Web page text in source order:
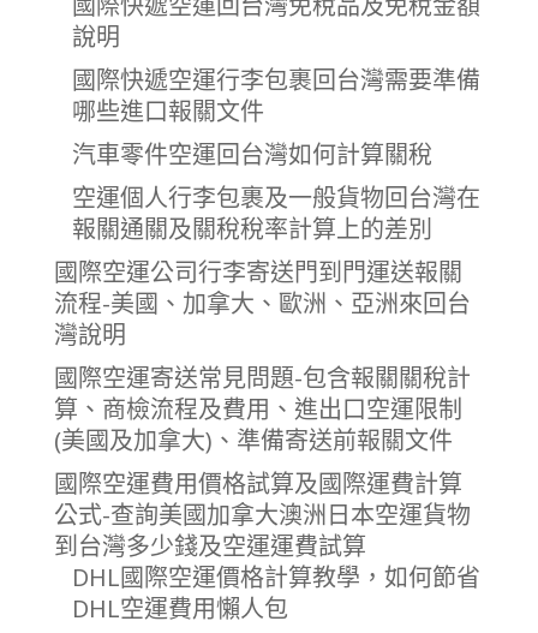
說明
國際快遞空運行李包裹回台灣需要準備
哪些進口報關文件
汽車零件空運回台灣如何計算關稅
空運個人行李包裹及一般貨物回台灣在
報關通關及關稅稅率計算上的差別
國際空運公司行李寄送門到門運送報關
流程-美國、加拿大、歐洲、亞洲來回台
灣說明
國際空運寄送常見問題-包含報關關稅計
算、商檢流程及費用、進出口空運限制
(美國及加拿大)、準備寄送前報關文件
國際空運費用價格試算及國際運費計算
公式-查詢美國加拿大澳洲日本空運貨物
到台灣多少錢及空運運費試算
DHL國際空運價格計算教學，如何節省
DHL空運費用懶人包